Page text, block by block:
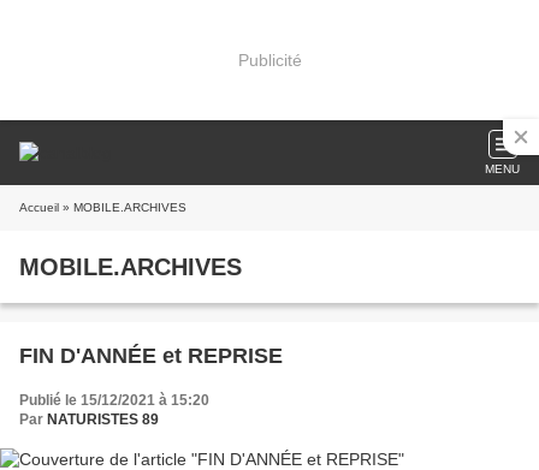
Publicité
MENU
Accueil » MOBILE.ARCHIVES
MOBILE.ARCHIVES
FIN D'ANNÉE et REPRISE
Publié le 15/12/2021 à 15:20
Par NATURISTES 89